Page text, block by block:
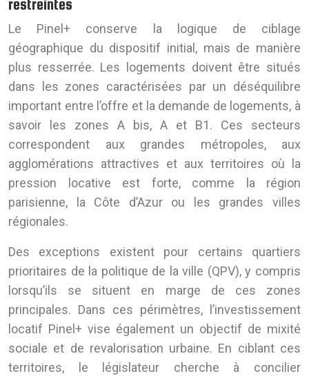
restreintes
Le Pinel+ conserve la logique de ciblage
géographique du dispositif initial, mais de manière
plus resserrée. Les logements doivent être situés
dans les zones caractérisées par un déséquilibre
important entre l’offre et la demande de logements, à
savoir les zones A bis, A et B1. Ces secteurs
correspondent aux grandes métropoles, aux
agglomérations attractives et aux territoires où la
pression locative est forte, comme la région
parisienne, la Côte d’Azur ou les grandes villes
régionales.
Des exceptions existent pour certains quartiers
prioritaires de la politique de la ville (QPV), y compris
lorsqu’ils se situent en marge de ces zones
principales. Dans ces périmètres, l’investissement
locatif Pinel+ vise également un objectif de mixité
sociale et de revalorisation urbaine. En ciblant ces
territoires, le législateur cherche à concilier